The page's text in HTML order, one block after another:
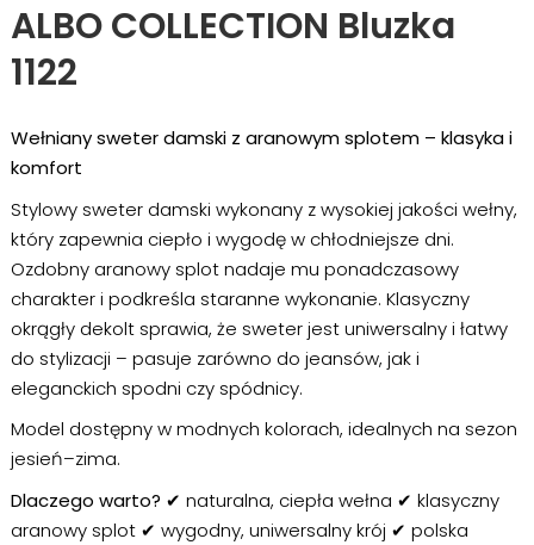
ALBO COLLECTION Bluzka
1122
Wełniany sweter damski z aranowym splotem – klasyka i
komfort
Stylowy sweter damski wykonany z wysokiej jakości wełny,
który zapewnia ciepło i wygodę w chłodniejsze dni.
Ozdobny aranowy splot nadaje mu ponadczasowy
charakter i podkreśla staranne wykonanie. Klasyczny
okrągły dekolt sprawia, że sweter jest uniwersalny i łatwy
do stylizacji – pasuje zarówno do jeansów, jak i
eleganckich spodni czy spódnicy.
Model dostępny w modnych kolorach, idealnych na sezon
jesień–zima.
Dlaczego warto? ✔ naturalna, ciepła wełna ✔ klasyczny
aranowy splot ✔ wygodny, uniwersalny krój ✔ polska